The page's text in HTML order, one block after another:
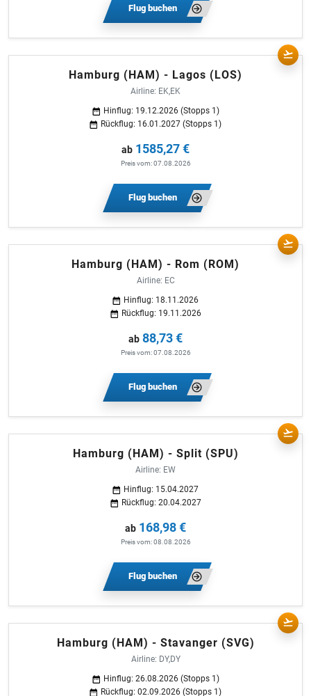
Flug buchen
Hamburg (HAM) - Lagos (LOS)
Airline: EK,EK
Hinflug: 19.12.2026 (Stopps 1)
Rückflug: 16.01.2027 (Stopps 1)
ab 1585,27 €
Preis vom: 07.08.2026
Flug buchen
Hamburg (HAM) - Rom (ROM)
Airline: EC
Hinflug: 18.11.2026
Rückflug: 19.11.2026
ab 88,73 €
Preis vom: 07.08.2026
Flug buchen
Hamburg (HAM) - Split (SPU)
Airline: EW
Hinflug: 15.04.2027
Rückflug: 20.04.2027
ab 168,98 €
Preis vom: 08.08.2026
Flug buchen
Hamburg (HAM) - Stavanger (SVG)
Airline: DY,DY
Hinflug: 26.08.2026 (Stopps 1)
Rückflug: 02.09.2026 (Stopps 1)